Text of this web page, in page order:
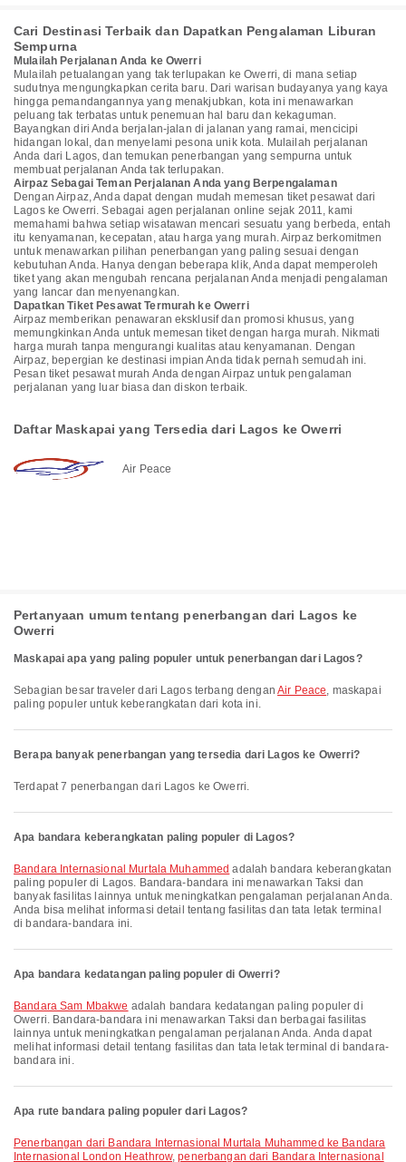
Cari Destinasi Terbaik dan Dapatkan Pengalaman Liburan
Sempurna
Mulailah Perjalanan Anda ke Owerri
Mulailah petualangan yang tak terlupakan ke Owerri, di mana setiap
sudutnya mengungkapkan cerita baru. Dari warisan budayanya yang kaya
hingga pemandangannya yang menakjubkan, kota ini menawarkan
peluang tak terbatas untuk penemuan hal baru dan kekaguman.
Bayangkan diri Anda berjalan-jalan di jalanan yang ramai, mencicipi
hidangan lokal, dan menyelami pesona unik kota. Mulailah perjalanan
Anda dari Lagos, dan temukan penerbangan yang sempurna untuk
membuat perjalanan Anda tak terlupakan.
Airpaz Sebagai Teman Perjalanan Anda yang Berpengalaman
Dengan Airpaz, Anda dapat dengan mudah memesan tiket pesawat dari
Lagos ke Owerri. Sebagai agen perjalanan online sejak 2011, kami
memahami bahwa setiap wisatawan mencari sesuatu yang berbeda, entah
itu kenyamanan, kecepatan, atau harga yang murah. Airpaz berkomitmen
untuk menawarkan pilihan penerbangan yang paling sesuai dengan
kebutuhan Anda. Hanya dengan beberapa klik, Anda dapat memperoleh
tiket yang akan mengubah rencana perjalanan Anda menjadi pengalaman
yang lancar dan menyenangkan.
Dapatkan Tiket Pesawat Termurah ke Owerri
Airpaz memberikan penawaran eksklusif dan promosi khusus, yang
memungkinkan Anda untuk memesan tiket dengan harga murah. Nikmati
harga murah tanpa mengurangi kualitas atau kenyamanan. Dengan
Airpaz, bepergian ke destinasi impian Anda tidak pernah semudah ini.
Pesan tiket pesawat murah Anda dengan Airpaz untuk pengalaman
perjalanan yang luar biasa dan diskon terbaik.
Daftar Maskapai yang Tersedia dari Lagos ke Owerri
Air Peace
Pertanyaan umum tentang penerbangan dari Lagos ke
Owerri
Maskapai apa yang paling populer untuk penerbangan dari Lagos?
Sebagian besar traveler dari Lagos terbang denganAir Peace, maskapai
paling populer untuk keberangkatan dari kota ini.
Berapa banyak penerbangan yang tersedia dari Lagos ke Owerri?
Terdapat 7 penerbangan dari Lagos ke Owerri.
Apa bandara keberangkatan paling populer di Lagos?
Bandara Internasional Murtala Muhammed adalah bandara keberangkatan
paling populer di Lagos. Bandara-bandara ini menawarkan Taksi dan
banyak fasilitas lainnya untuk meningkatkan pengalaman perjalanan Anda.
Anda bisa melihat informasi detail tentang fasilitas dan tata letak terminal
di bandara-bandara ini.
Apa bandara kedatangan paling populer di Owerri?
Bandara Sam Mbakwe adalah bandara kedatangan paling populer di
Owerri. Bandara-bandara ini menawarkan Taksi dan berbagai fasilitas
lainnya untuk meningkatkan pengalaman perjalanan Anda. Anda dapat
melihat informasi detail tentang fasilitas dan tata letak terminal di bandara-
bandara ini.
Apa rute bandara paling populer dari Lagos?
penerbangan dari Bandara Internasional Murtala Muhammed ke Bandara
Internasional London Heathrow,penerbangan dari Bandara Internasional